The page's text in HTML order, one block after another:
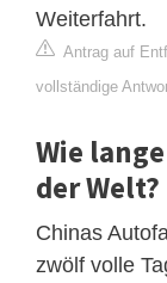
Weiterfahrt.
Antrag auf
vollständige
Wie
der Welt?
Chinas
zwölf volle